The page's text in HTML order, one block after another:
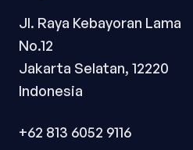
Jl. Raya Kebayoran Lama
No.12
Jakarta Selatan, 12220
Indonesia
+62 813 6052 9116